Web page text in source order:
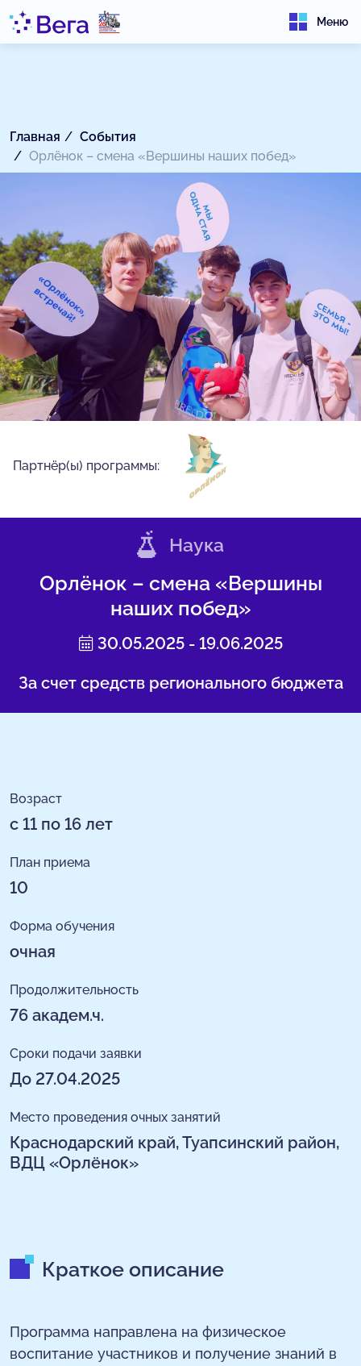
Меню
Главная
События
Орлёнок – смена «Вершины наших побед»
Партнёр(ы) программы:
Наука
Орлёнок – смена «Вершины
наших побед»
30.05.2025 - 19.06.2025
За счет средств регионального бюджета
Возраст
с 11 по 16 лет
План приема
10
Форма обучения
очная
Продолжительность
76 академ.ч.
Сроки подачи заявки
До 27.04.2025
Место проведения очных занятий
Краснодарский край, Туапсинский район,
ВДЦ «Орлёнок»
Краткое описание
Программа направлена на физическое
воспитание участников и получение знаний в